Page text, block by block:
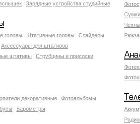
Зарядные устройства студийные
головы Штативные головы
Слайдеры
Аксессуары для штативов
штативы
Струбцины и присоски
декоративные
Фотоальбомы
Барометры